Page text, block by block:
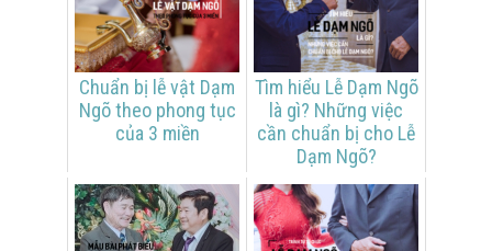
Chuẩn bị lễ vật Dạm
Ngõ theo phong tục
của 3 miền
Tìm hiểu Lễ Dạm Ngõ
là gì? Những việc
cần chuẩn bị cho Lễ
Dạm Ngõ?